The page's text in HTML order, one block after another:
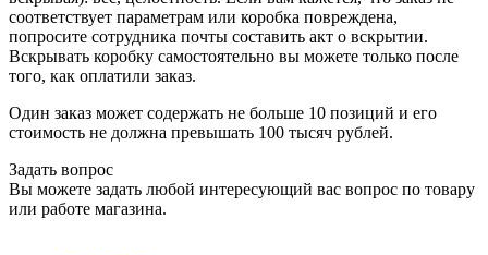
соответствует параметрам или коробка повреждена,
попросите сотрудника почты составить акт о вскрытии.
Вскрывать коробку самостоятельно вы можете только после
того, как оплатили заказ.
Один заказ может содержать не больше 10 позиций и его
стоимость не должна превышать 100 тысяч рублей.
Задать вопрос
Вы можете задать любой интересующий вас вопрос по товару
или работе магазина.